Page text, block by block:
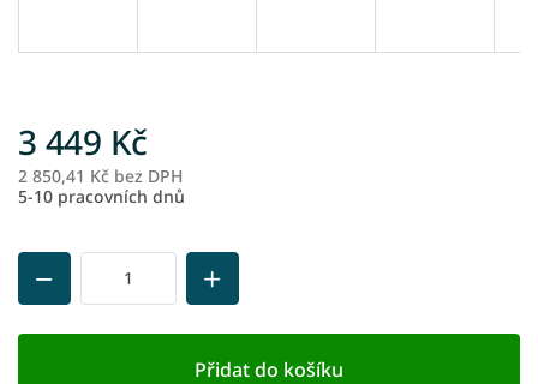
3 449 Kč
2 850,41 Kč bez DPH
5-10 pracovních dnů
Přidat do košíku